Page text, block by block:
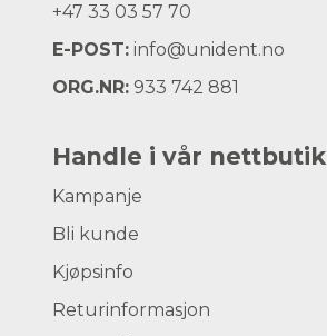
+4733 03 57 70
E-POST: info@unident.no
ORG.NR: 933 742 881
Handle i vår
Kampanje
Bli kunde
Kjøpsinfo
Returinformasjon